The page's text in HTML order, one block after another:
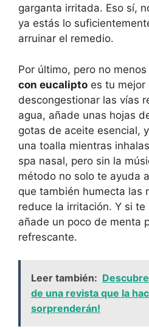
garganta irritada. Eso sí,
ya estás lo
arruinar el remedio.
Por último, pero no
con eucalipto es tu mejor
descongestionar las vías
agua, añade unas hojas
gotas de aceite esencial,
una toalla mientras
spa nasal, pero sin la
método no solo te ayuda
que también humecta las
reduce la irritación. Y si
añade un poco de menta
refrescante.
Leer también:
de una revista que la
sorprenderán!